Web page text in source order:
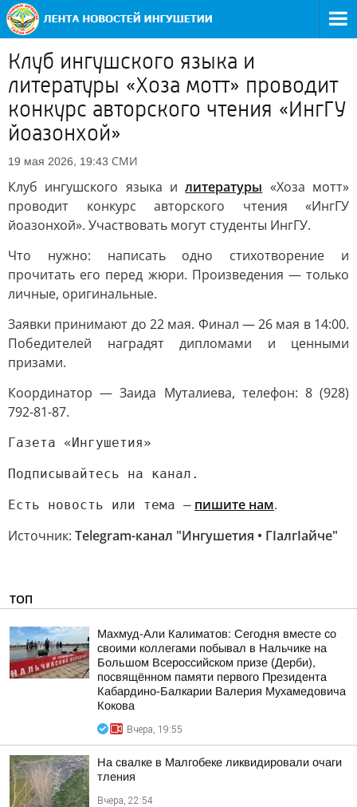
Клуб ингушского языка и
литературы «Хоза мотт» проводит
конкурс авторского чтения «ИнгГУ
йоазонхой»
19 мая 2026, 19:43 СМИ
Клуб ингушского языка илитературы «Хоза мотт»
проводит конкурс авторского чтения «ИнгГУ
йоазонхой». Участвовать могут студенты ИнгГУ.
Что нужно: написать одно стихотворение и
прочитать его перед жюри. Произведения — только
личные, оригинальные.
Заявки принимают до 22 мая. Финал — 26 мая в 14:00.
Победителей наградят дипломами и ценными
призами.
Координатор — Заида Муталиева, телефон: 8 (928)
792-81-87.
Газета «Ингушетия»
Подписывайтесь на канал.
Есть новость или тема — пишите нам.
Источник: Telegram-канал "Ингушетия • ГIалгIайче"
ТОП
Махмуд-Али Калиматов: Сегодня вместе со
своими коллегами побывал в Нальчике на
Большом Всероссийском призе (Дерби),
посвящённом памяти первого Президента
Кабардино-Балкарии Валерия Мухамедовича
Кокова
Вчера, 19:55
На свалке в Малгобеке ликвидировали очаги
тления
Вчера, 22:54